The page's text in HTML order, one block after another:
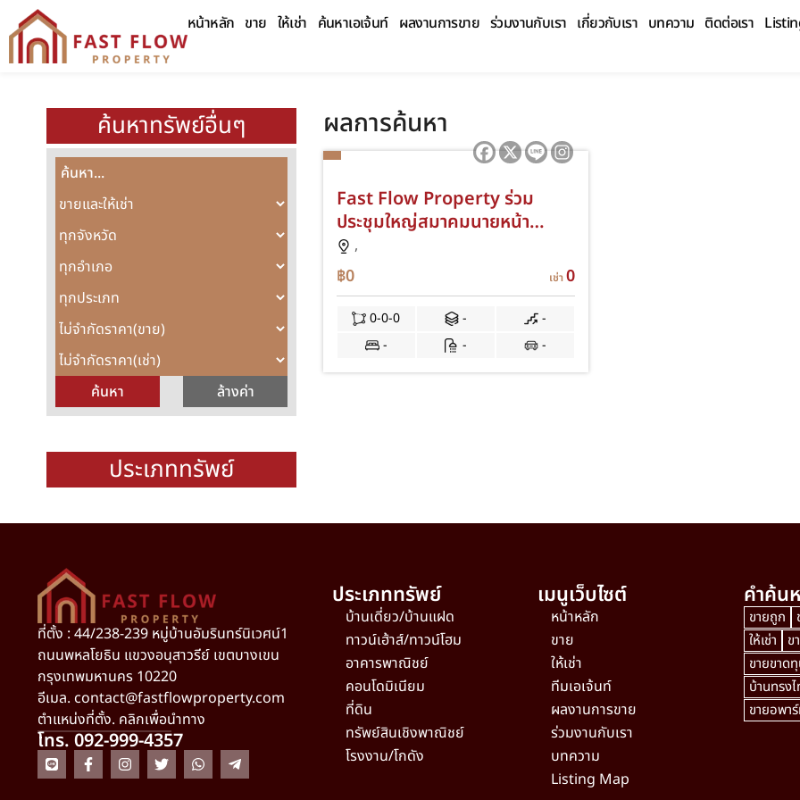
หน้าหลัก ขาย ให้เช่า ค้นหาเอเจ้นท์ ผลงานการขาย ร่วมงานกับเรา เกี่ยวกับเรา บทความ ติดต่อเรา
ค้นหาทรัพย์อื่นๆ
ประเภททรัพย์
ผลการค้นหา
Fast Flow Property ร่วม
ประชุมใหญ่สมาคมนายหน้า
อสังหาริมทรัพย์ไทย 2569
,
฿0 เช่า0
0-0-0 -
-
-
- -
ที่ตั้ง : 44/238-239 หมู่บ้านอัมรินทร์นิเวศน์1
ถนนพหลโยธิน แขวงอนุสาวรีย์ เขตบางเขน
กรุงเทพมหานคร 10220
อีเมล. contact@fastflowproperty.com
ตำแหน่งที่ตั้ง. คลิกเพื่อนำทาง
โทร. 092-999-4357
ประเภททรัพย์
บ้านเดี่ยว/บ้านแฝด
ทาวน์เฮ้าส์/ทาวน์โฮม
อาคารพาณิชย์
คอนโดมิเนียม
ที่ดิน
ทรัพย์สินเชิงพาณิชย์
โรงงาน/โกดัง
เมนูเว็บไซต์
หน้าหลัก
ขาย
ให้เช่า
ทีมเอเจ้นท์
ผลงานการขาย
ร่วมงานกับเรา
บทความ
Listing Map
คำค้น
ขายถูก
ให้เช่า
ข
ขายขาด
บ้านทรง
ขายอพา